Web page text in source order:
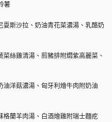
薯
耍斯沙拉、奶油青花菜濃湯、乳酪奶
絲雞清湯、煎豬排附燜紫高麗菜、
油洋菇濃湯、匈牙利燴牛肉附奶油
格蘭羊肉湯、白酒燴雞附瑞士麵疙